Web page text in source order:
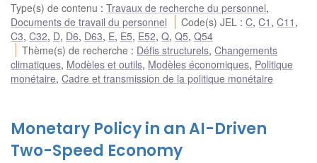
Type(s) de contenu : Travaux de recherche du personnel,
Documents de travail du personnel
Code(s) JEL :C,C1 ,C11 ,
C3, C32, D, D6, D63, E, E5, E52, Q, Q5, Q54
Thème(s) de recherche : Défis structurels,Changements
climatiques, Modèles et outils, Modèles économiques, Politique
monétaire, Cadre et transmission de la politique monétaire
Monetary Policy in an AI-Driven
Two-Speed Economy